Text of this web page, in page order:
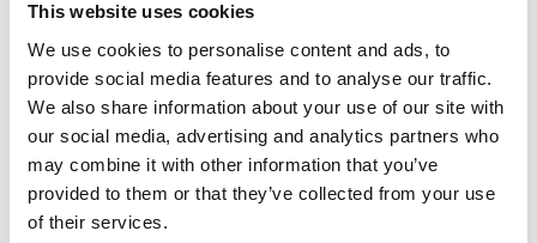
This website uses cookies
We use cookies to personalise content and ads, to
provide social media features and to analyse our traffic.
We also share information about your use of our site with
our social media, advertising and analytics partners who
may combine it with other information that you’ve
provided to them or that they’ve collected from your use
of their services.